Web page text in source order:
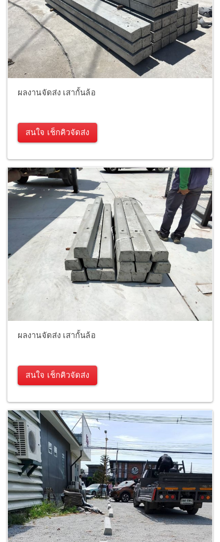
ผลงานจัดส่ง เสากั้นล้อ
สนใจ เช็กคิวจัดส่ง
ผลงานจัดส่ง เสากั้นล้อ
สนใจ เช็กคิวจัดส่ง